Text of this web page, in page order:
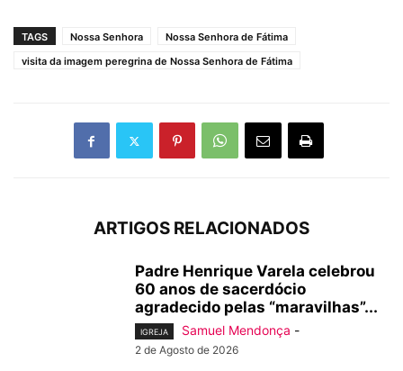
TAGS Nossa Senhora
Nossa Senhora de Fátima
visita da imagem peregrina de Nossa Senhora de Fátima
ARTIGOS RELACIONADOS
Padre Henrique Varela celebrou
60 anos de sacerdócio
agradecido pelas “maravilhas”...
IGREJA Samuel Mendonça -
2 de Agosto de 2026